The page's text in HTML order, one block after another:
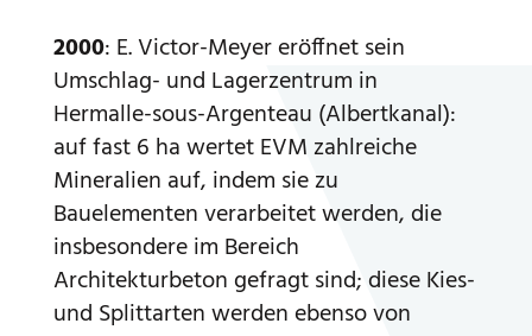
2000: E. Victor-Meyer eröffnet sein
Umschlag- und Lagerzentrum in
Hermalle-sous-Argenteau (Albertkanal):
auf fast 6 ha wertet EVM zahlreiche
Mineralien auf, indem sie zu
Bauelementen verarbeitet werden, die
insbesondere im Bereich
Architekturbeton gefragt sind; diese Kies-
und Splittarten werden ebenso von